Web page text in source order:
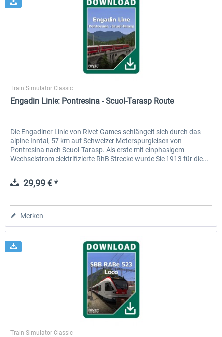
Train Simulator Classic
Engadin Linie: Pontresina - Scuol-Tarasp Route
Die Engadiner Linie von Rivet Games schlängelt sich durch das
alpine Inntal, 57 km auf Schweizer Meterspurgleisen von
Pontresina nach Scuol-Tarasp. Als erste mit einphasigem
Wechselstrom elektrifizierte RhB Strecke wurde Sie 1913 für die...
29,99 € *
Merken
Train Simulator Classic